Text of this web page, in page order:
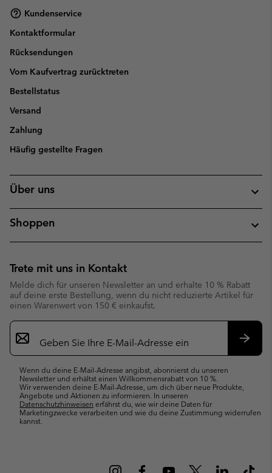
Kundenservice
Kontaktformular
Rücksendungen
Vom Kaufvertrag zurücktreten
Bestellstatus
Versand
Zahlung
Häufig gestellte Fragen
Über uns
Shoppen
Trete mit uns in Kontakt
Melde dich für unseren Newsletter an und erhalte 10 % Rabatt
auf deine erste Bestellung, wenn du nicht reduzierte Artikel für
einen Warenwert von 150 € einkaufst.
Newsletter-
Anmeldung
Wenn du deine E-Mail-Adresse angibst, abonnierst du unseren
Newsletter und erhältst einen Willkommensrabatt von 10 %.
Wir verwenden deine E-Mail-Adresse, um dich über neue Produkte,
Angebote und Aktionen zu informieren. In unseren
Datenschutzhinweisen erfährst du, wie wir deine Daten für
Marketingzwecke verarbeiten und wie du deine Zustimmung widerrufen
kannst.